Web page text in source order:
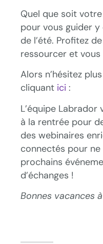
Quel que soit
pour vous guider
de l’été. Profitez
ressourcer et
Alors n’hésitez
cliquant ici :
L’équipe
à la rentrée pour
des webinaires
connectés pour
prochains
d’échanges !
Bonnes vacances